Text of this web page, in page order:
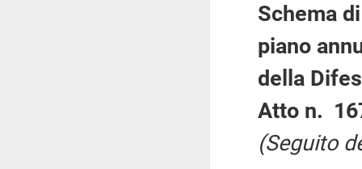
Schema
piano
della
Atto n.
(Seguito